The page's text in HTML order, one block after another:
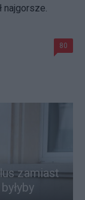
najgorsze.
80
zamiast